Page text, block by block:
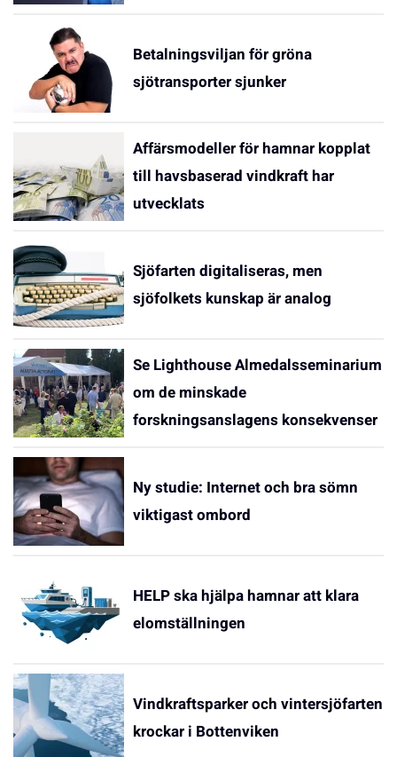
Betalningsviljan för gröna
sjötransporter sjunker
Affärsmodeller för hamnar kopplat
till havsbaserad vindkraft har
utvecklats
Sjöfarten digitaliseras, men
sjöfolkets kunskap är analog
Se Lighthouse Almedalsseminarium
om de minskade
forskningsanslagens konsekvenser
Ny studie: Internet och bra sömn
viktigast ombord
HELP ska hjälpa hamnar att klara
elomställningen
Vindkraftsparker och vintersjöfarten
krockar i Bottenviken